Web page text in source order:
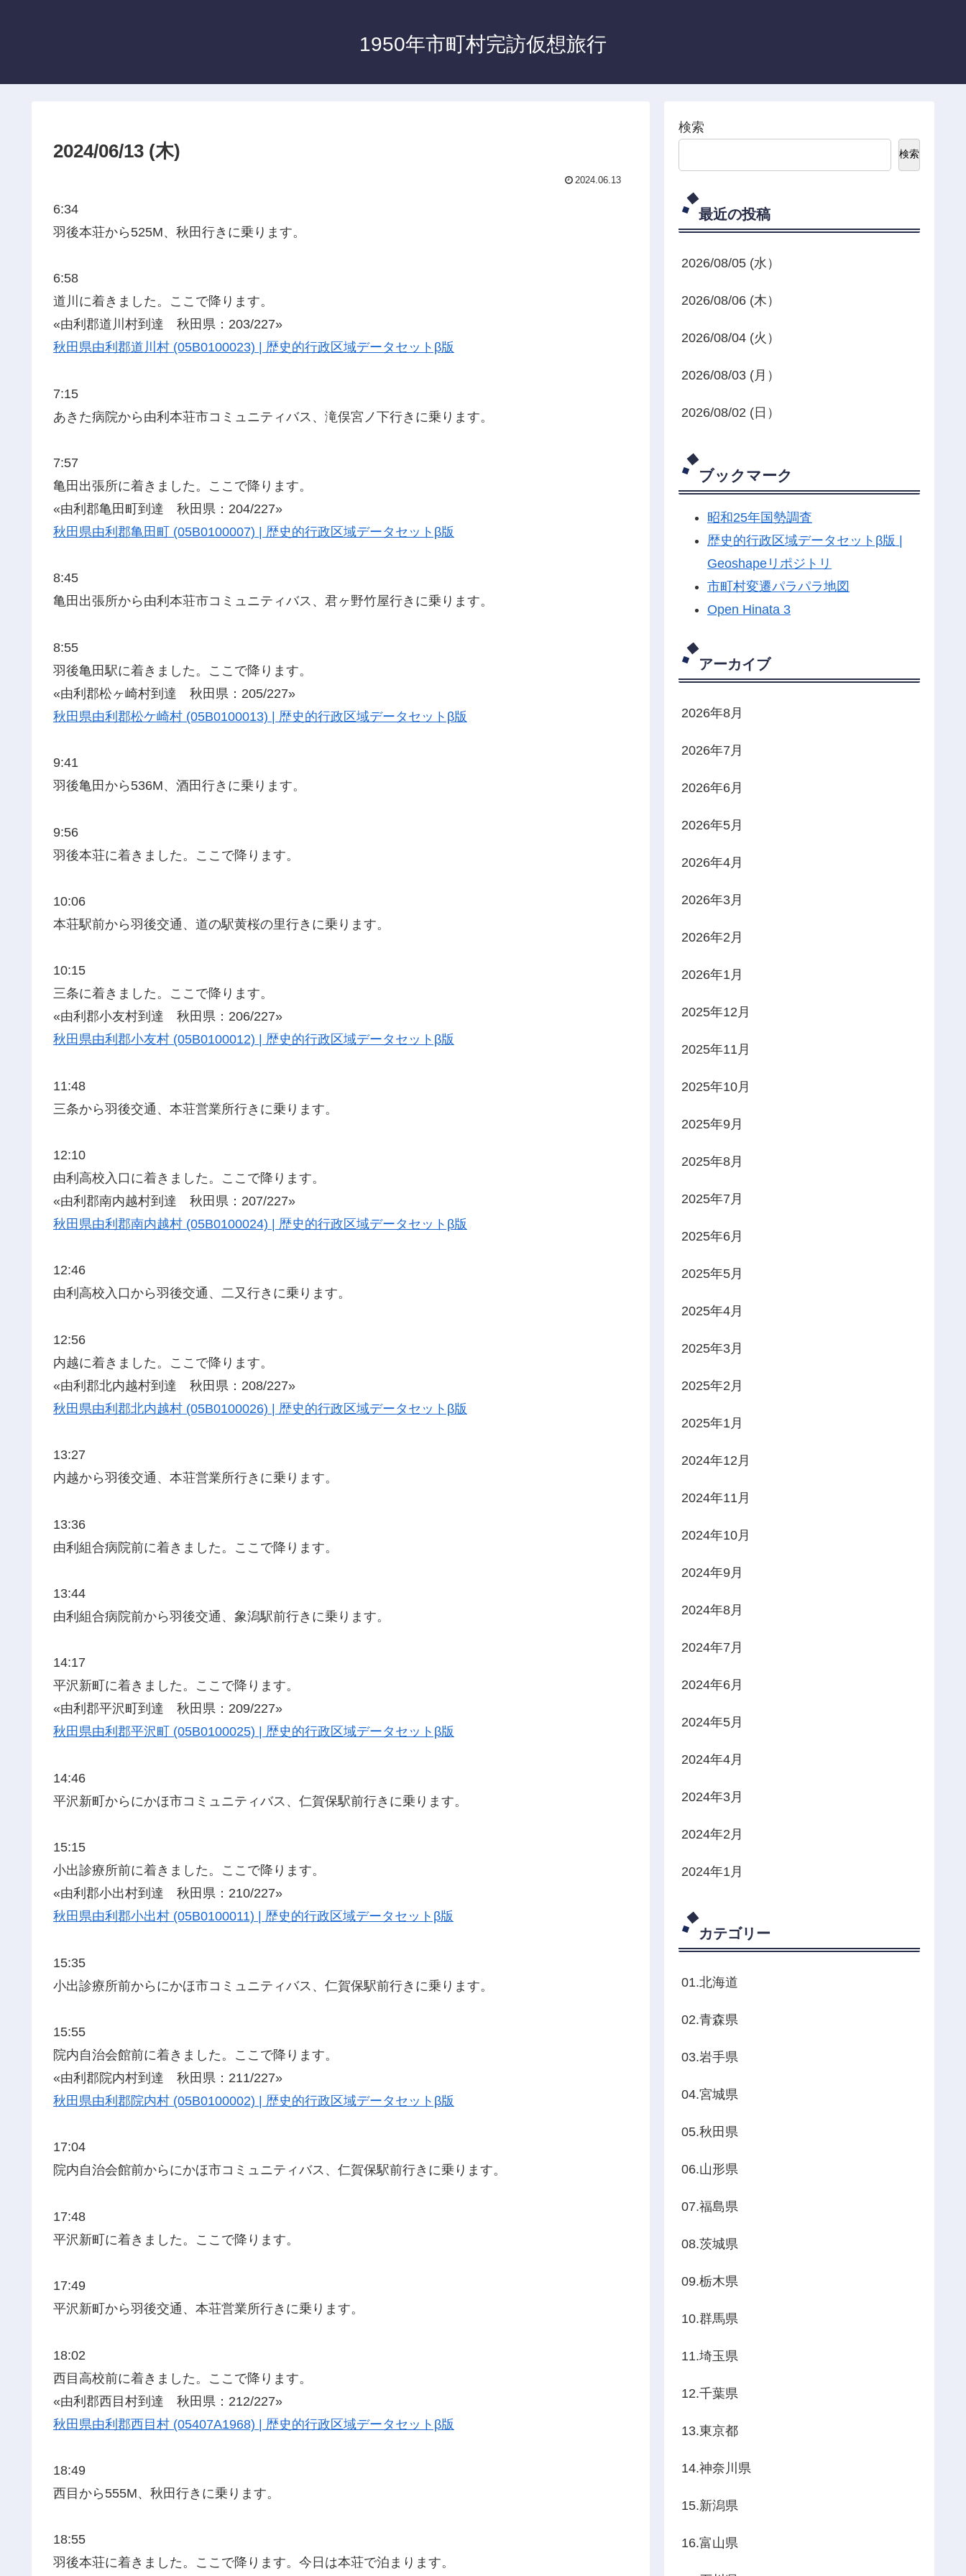
1950年市町村完訪仮想旅行
2024/06/13 (木)
2024.06.13
6:34
羽後本荘から525M、秋田行きに乗ります。
6:58
道川に着きました。ここで降ります。
«由利郡道川村到達 秋田県：203/227»
秋田県由利郡道川村 (05B0100023) | 歴史的行政区域データセットβ版
7:15
あきた病院から由利本荘市コミュニティバス、滝俣宮ノ下行きに乗ります。
7:57
亀田出張所に着きました。ここで降ります。
«由利郡亀田町到達 秋田県：204/227»
秋田県由利郡亀田町 (05B0100007) | 歴史的行政区域データセットβ版
8:45
亀田出張所から由利本荘市コミュニティバス、君ヶ野竹屋行きに乗ります。
8:55
羽後亀田駅に着きました。ここで降ります。
«由利郡松ヶ崎村到達 秋田県：205/227»
秋田県由利郡松ケ崎村 (05B0100013) | 歴史的行政区域データセットβ版
9:41
羽後亀田から536M、酒田行きに乗ります。
9:56
羽後本荘に着きました。ここで降ります。
10:06
本荘駅前から羽後交通、道の駅黄桜の里行きに乗ります。
10:15
三条に着きました。ここで降ります。
«由利郡小友村到達 秋田県：206/227»
秋田県由利郡小友村 (05B0100012) | 歴史的行政区域データセットβ版
11:48
三条から羽後交通、本荘営業所行きに乗ります。
12:10
由利高校入口に着きました。ここで降ります。
«由利郡南内越村到達 秋田県：207/227»
秋田県由利郡南内越村 (05B0100024) | 歴史的行政区域データセットβ版
12:46
由利高校入口から羽後交通、二又行きに乗ります。
12:56
内越に着きました。ここで降ります。
«由利郡北内越村到達 秋田県：208/227»
秋田県由利郡北内越村 (05B0100026) | 歴史的行政区域データセットβ版
13:27
内越から羽後交通、本荘営業所行きに乗ります。
13:36
由利組合病院前に着きました。ここで降ります。
13:44
由利組合病院前から羽後交通、象潟駅前行きに乗ります。
14:17
平沢新町に着きました。ここで降ります。
«由利郡平沢町到達 秋田県：209/227»
秋田県由利郡平沢町 (05B0100025) | 歴史的行政区域データセットβ版
14:46
平沢新町からにかほ市コミュニティバス、仁賀保駅前行きに乗ります。
15:15
小出診療所前に着きました。ここで降ります。
«由利郡小出村到達 秋田県：210/227»
秋田県由利郡小出村 (05B0100011) | 歴史的行政区域データセットβ版
15:35
小出診療所前からにかほ市コミュニティバス、仁賀保駅前行きに乗ります。
15:55
院内自治会館前に着きました。ここで降ります。
«由利郡院内村到達 秋田県：211/227»
秋田県由利郡院内村 (05B0100002) | 歴史的行政区域データセットβ版
17:04
院内自治会館前からにかほ市コミュニティバス、仁賀保駅前行きに乗ります。
17:48
平沢新町に着きました。ここで降ります。
17:49
平沢新町から羽後交通、本荘営業所行きに乗ります。
18:02
西目高校前に着きました。ここで降ります。
«由利郡西目村到達 秋田県：212/227»
秋田県由利郡西目村 (05407A1968) | 歴史的行政区域データセットβ版
18:49
西目から555M、秋田行きに乗ります。
18:55
羽後本荘に着きました。ここで降ります。今日は本荘で泊まります。
検索
検索
最近の投稿
2026/08/05 (水）
2026/08/06 (木）
2026/08/04 (火）
2026/08/03 (月）
2026/08/02 (日）
ブックマーク
昭和25年国勢調査
歴史的行政区域データセットβ版 |
Geoshapeリポジトリ
市町村変遷パラパラ地図
Open Hinata 3
アーカイブ
2026年8月
2026年7月
2026年6月
2026年5月
2026年4月
2026年3月
2026年2月
2026年1月
2025年12月
2025年11月
2025年10月
2025年9月
2025年8月
2025年7月
2025年6月
2025年5月
2025年4月
2025年3月
2025年2月
2025年1月
2024年12月
2024年11月
2024年10月
2024年9月
2024年8月
2024年7月
2024年6月
2024年5月
2024年4月
2024年3月
2024年2月
2024年1月
カテゴリー
01.北海道
02.青森県
03.岩手県
04.宮城県
05.秋田県
06.山形県
07.福島県
08.茨城県
09.栃木県
10.群馬県
11.埼玉県
12.千葉県
13.東京都
14.神奈川県
15.新潟県
16.富山県